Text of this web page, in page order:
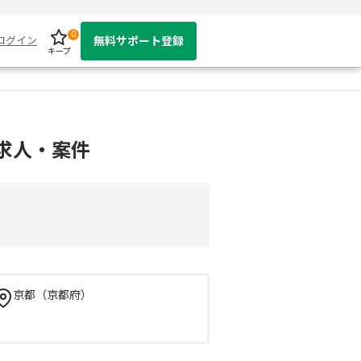
グイン
キープ
0
無料サポート登録
人・案件
京都（京都府）